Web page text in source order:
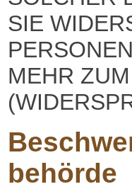
SIE
MEHR
behörde